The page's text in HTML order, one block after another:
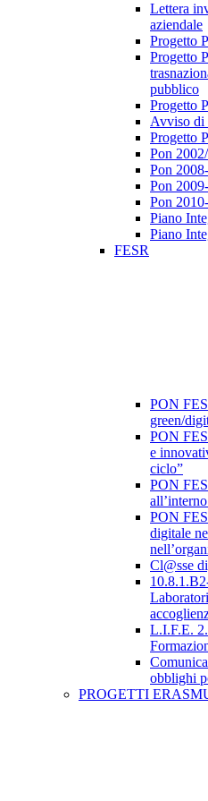
Lettera
aziendale
Progetto
Progetto
pubblico
Progetto
Avviso di
Progetto
Pon
Pon
Pon
Pon
Piano
Piano
FESR
PON
green/
PON
e
ciclo”
PON
PON
digitale
Cl@sse
L.I.F.E.
obblighi
PROGETTI